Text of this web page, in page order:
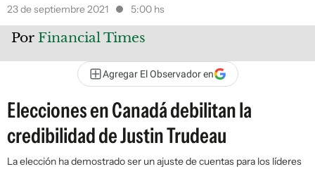
23 de septiembre 2021 5:00 hs
Por Financial Times
Agregar El Observador en
Elecciones en Canadá debilitan la
credibilidad de Justin Trudeau
La elección ha demostrado ser un ajuste de cuentas para los líderes